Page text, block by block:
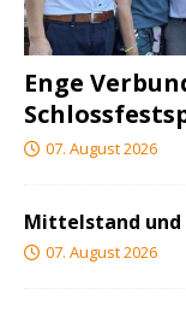
Enge
07. August 2026
Mittelstand
07. August 2026